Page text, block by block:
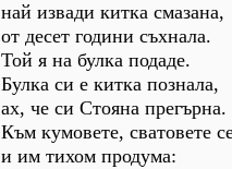
най извади китка смазана,
от десет години съхнала.
Той я на булка подаде.
Булка си е китка познала,
ах, че си Стояна прегърна.
Към кумовете, сватовете
и им тихом продума: